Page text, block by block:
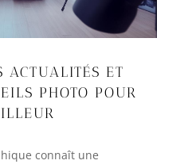
ACTUALITÉS ET
PHOTO POUR
connaît une